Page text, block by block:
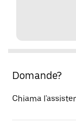
Domande?
Chiama